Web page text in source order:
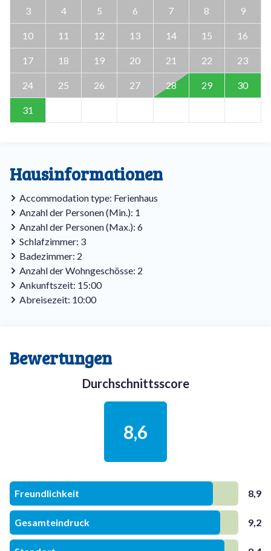
3 4 5 6 7 8 9
10 11 12 13 14 15 16
17 18 19 20 21 22 23
24 25 26 27 28 29 30
31
Hausinformationen
Accommodation type: Ferienhaus
Anzahl der Personen (Min.): 1
Anzahl der Personen (Max.): 6
Schlafzimmer: 3
Badezimmer: 2
Anzahl der Wohngeschösse: 2
Ankunftszeit: 15:00
Abreisezeit: 10:00
Bewertungen
Durchschnittsscore
8,6
Freundlichkeit 8,9
Gesamteindruck 9,2